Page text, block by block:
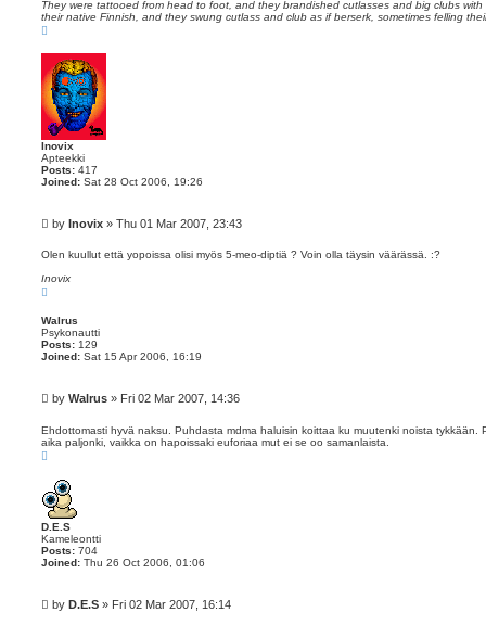
They were tattooed from head to foot, and they brandished cutlasses and big clubs
their native Finnish, and they swung cutlass and club as if berserk, sometimes felling
p
Inovix
Apteekki
Posts: 417
Joined: Sat 28 Oct 2006, 19:26
P
s
by Inovix » Thu 01 Mar 2007, 23:43
Olen kuullut että yopoissa olisi myös 5-meo-diptiä ? Voin olla täysin väärässä. :?
Inovix
Walrus
Psykonautti
Posts: 129
Joined: Sat 15 Apr 2006, 16:19
P
s
t
by Walrus » Fri 02 Mar 2007, 14:36
Ehdottomasti hyvä naksu. Puhdasta mdma haluisin koittaa ku muutenki noista tykkään.
aika paljonki, vaikka on hapoissaki euforiaa mut ei se oo samanlaista.
D.E.S
Kameleontti
Posts: 704
Joined: Thu 26 Oct 2006, 01:06
Pby D.E.S » Fri 02 Mar 2007, 16:14